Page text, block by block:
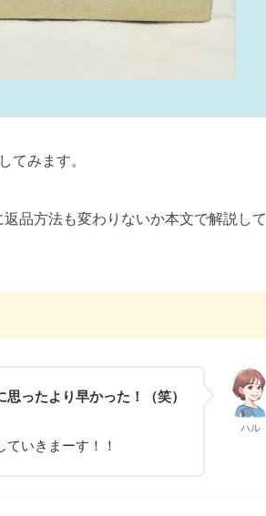
てみます。
品方法も変わりないか本文で解説して
ったより早かった！（笑）
ていきまーす！！
ハル